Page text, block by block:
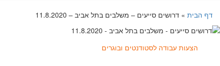
דף הבית» דרושים סייעים – משלבים בתל אביב – 11.8.2020
הצעות עבודה לסטודנטים ובוגרים